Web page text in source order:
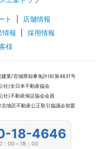
ト
店舗情報
情報
採用情報
様
建業/宮城県知事免許(6)第4831号
社)全日本不動産協会
社)不動産保証協会会員
北地区不動産公正取引協議会加盟
18-4646
：00～18：00